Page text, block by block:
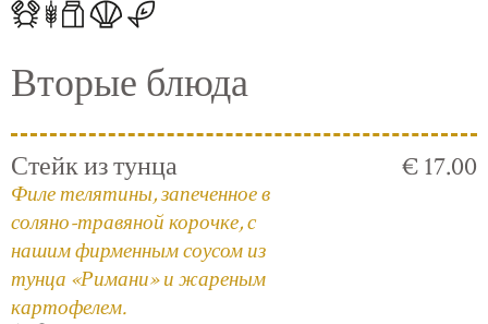
Вторые блюда
Стейк из тунца
Филе телятины, запеченное в
соляно-травяной корочке, с
нашим фирменным соусом из
тунца «Римани» и жареным
картофелем.
€ 17.00